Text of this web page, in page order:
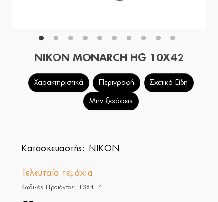
NIKON MONARCH HG 10X42
Χαρακτηριστικά Περιγραφή Σχετικά Είδη
Μην ξεχάσεις
Κατασκευαστής: NIKON
Τελευταία τεμάχια
Κωδικός Προϊόντος: 138414